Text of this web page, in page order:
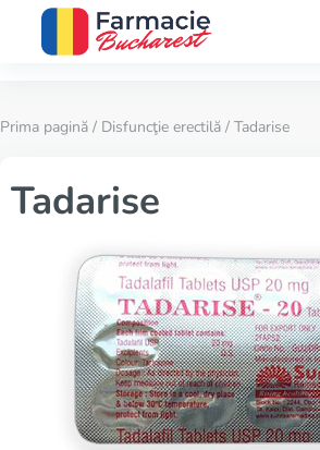
Prima pagină / Disfuncţie erectilă / Tadarise
Tadarise